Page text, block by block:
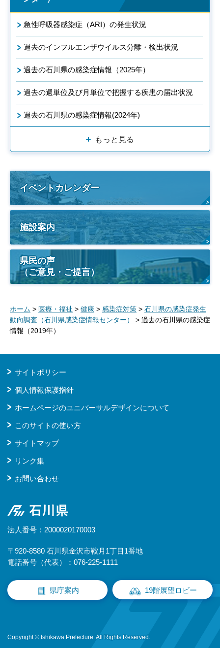
急性呼吸器感染症（ARI）の発生状況
過去のインフルエンザウイルス分離・検出状況
過去の石川県の感染症情報（2025年）
過去の週単位及び月単位で把握する疾患の届出状況
過去の石川県の感染症情報(2024年)
もっと見る
イベントカレンダー
施設案内
県民の声
（ご意見・ご提言）
ホーム > 医療・福祉 > 健康 > 感染症対策 > 石川県の感染症発生
動向調査（石川県感染症情報センター）
> 過去の石川県の感染症
情報（2019年）
サイトポリシー
個人情報保護指針
ホームページのユニバーサルデザインについて
このサイトの使い方
サイトマップ
リンク集
お問い合わせ
石川県
法人番号：2000020170003
〒920-8580 石川県金沢市鞍月1丁目1番地
電話番号（代表）：076-225-1111
県庁案内 19階展望ロビー
Copyright © Ishikawa Prefecture. All Rights Reserved.